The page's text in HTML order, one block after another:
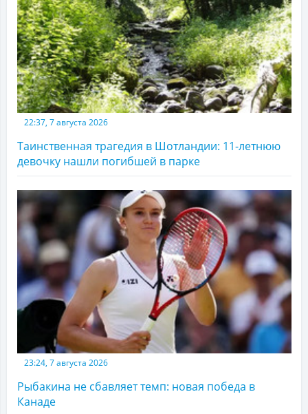
22:37, 7 августа 2026
Таинственная трагедия в Шотландии: 11-летнюю
девочку нашли погибшей в парке
23:24, 7 августа 2026
Рыбакина не сбавляет темп: новая победа в
Канаде